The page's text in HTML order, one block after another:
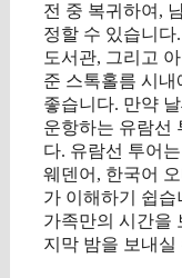
전 중 복귀하여,
정할 수 있습니다
도서관, 그리고
준 스톡홀름 시내
좋습니다. 만약
운항하는 유람선
다. 유람선 투어
웨덴어, 한국어
가 이해하기 쉽습
가족만의 시간을
지막 밤을 보내실